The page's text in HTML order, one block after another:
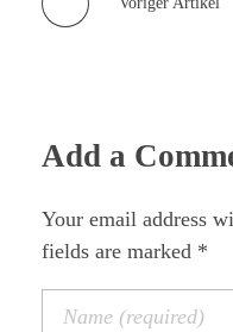
Add a
Your email address
fields are marked *